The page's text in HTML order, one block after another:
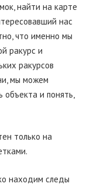
найти на карте
нас
что именно мы
ракурс и
ракурсов
мы можем
и понять,
только на
находим следы